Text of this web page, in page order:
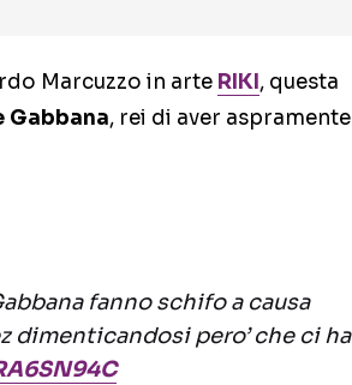
Marcuzzo in arte RIKI, questa
Gabbana, rei di aver aspramente
fanno schifo a causa
dimenticandosi pero’ che ci ha